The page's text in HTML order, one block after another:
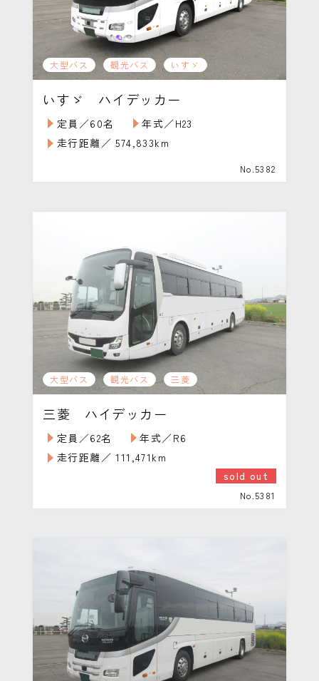
大型バス 観光バス いすゞ
いすゞ ハイデッカー
定員／60名
年式／H23
走行距離／ 574,833km
No.5382
大型バス 観光バス 三菱
三菱 ハイデッカー
定員／62名
年式／R6
走行距離／ 111,471km
sold out
No.5381